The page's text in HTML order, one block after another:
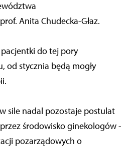
Anita Chudecka-Głaz.
do tej pory
od stycznia będą mogły
sile nadal pozostaje postulat
środowisko ginekologów -
pozarządowych o